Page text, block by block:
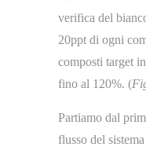
verifica del
20ppt di ogni
composti target
fino al 120%. (
Partiamo dal
flusso del